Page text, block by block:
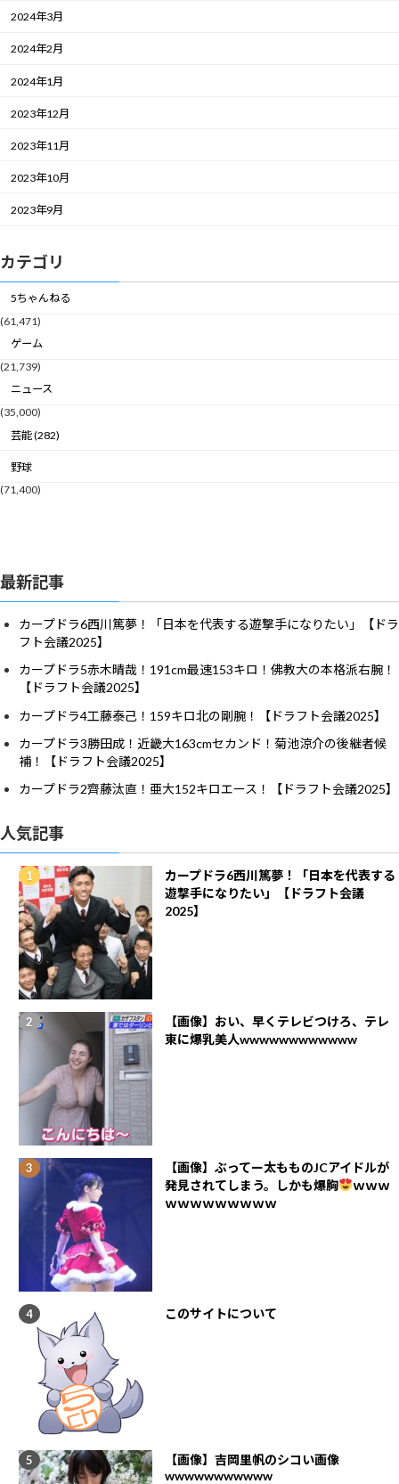
2024年3月
2024年2月
2024年1月
2023年12月
2023年11月
2023年10月
2023年9月
カテゴリ
5ちゃんねる
(61,471)
ゲーム
(21,739)
ニュース
(35,000)
芸能 (282)
野球
(71,400)
最新記事
カープドラ6西川篤夢！「日本を代表する遊撃手になりたい」【ドラ
フト会議2025】
カープドラ5赤木晴哉！191cm最速153キロ！佛教大の本格派右腕！
【ドラフト会議2025】
カープドラ4工藤泰己！159キロ北の剛腕！【ドラフト会議2025】
カープドラ3勝田成！近畿大163cmセカンド！菊池涼介の後継者候
補！【ドラフト会議2025】
カープドラ2齊藤汰直！亜大152キロエース！【ドラフト会議2025】
人気記事
カープドラ6西川篤夢！「日本を代表する
遊撃手になりたい」【ドラフト会議
2025】
【画像】おい、早くテレビつけろ、テレ
東に爆乳美人wwwwwwwwwwww
【画像】ぶってー太もものJCアイドルが
発見されてしまう。しかも爆胸
ｗｗｗ
ｗｗｗｗｗｗｗｗｗ
このサイトについて
【画像】吉岡里帆のシコい画像
wwwwwwwwwww